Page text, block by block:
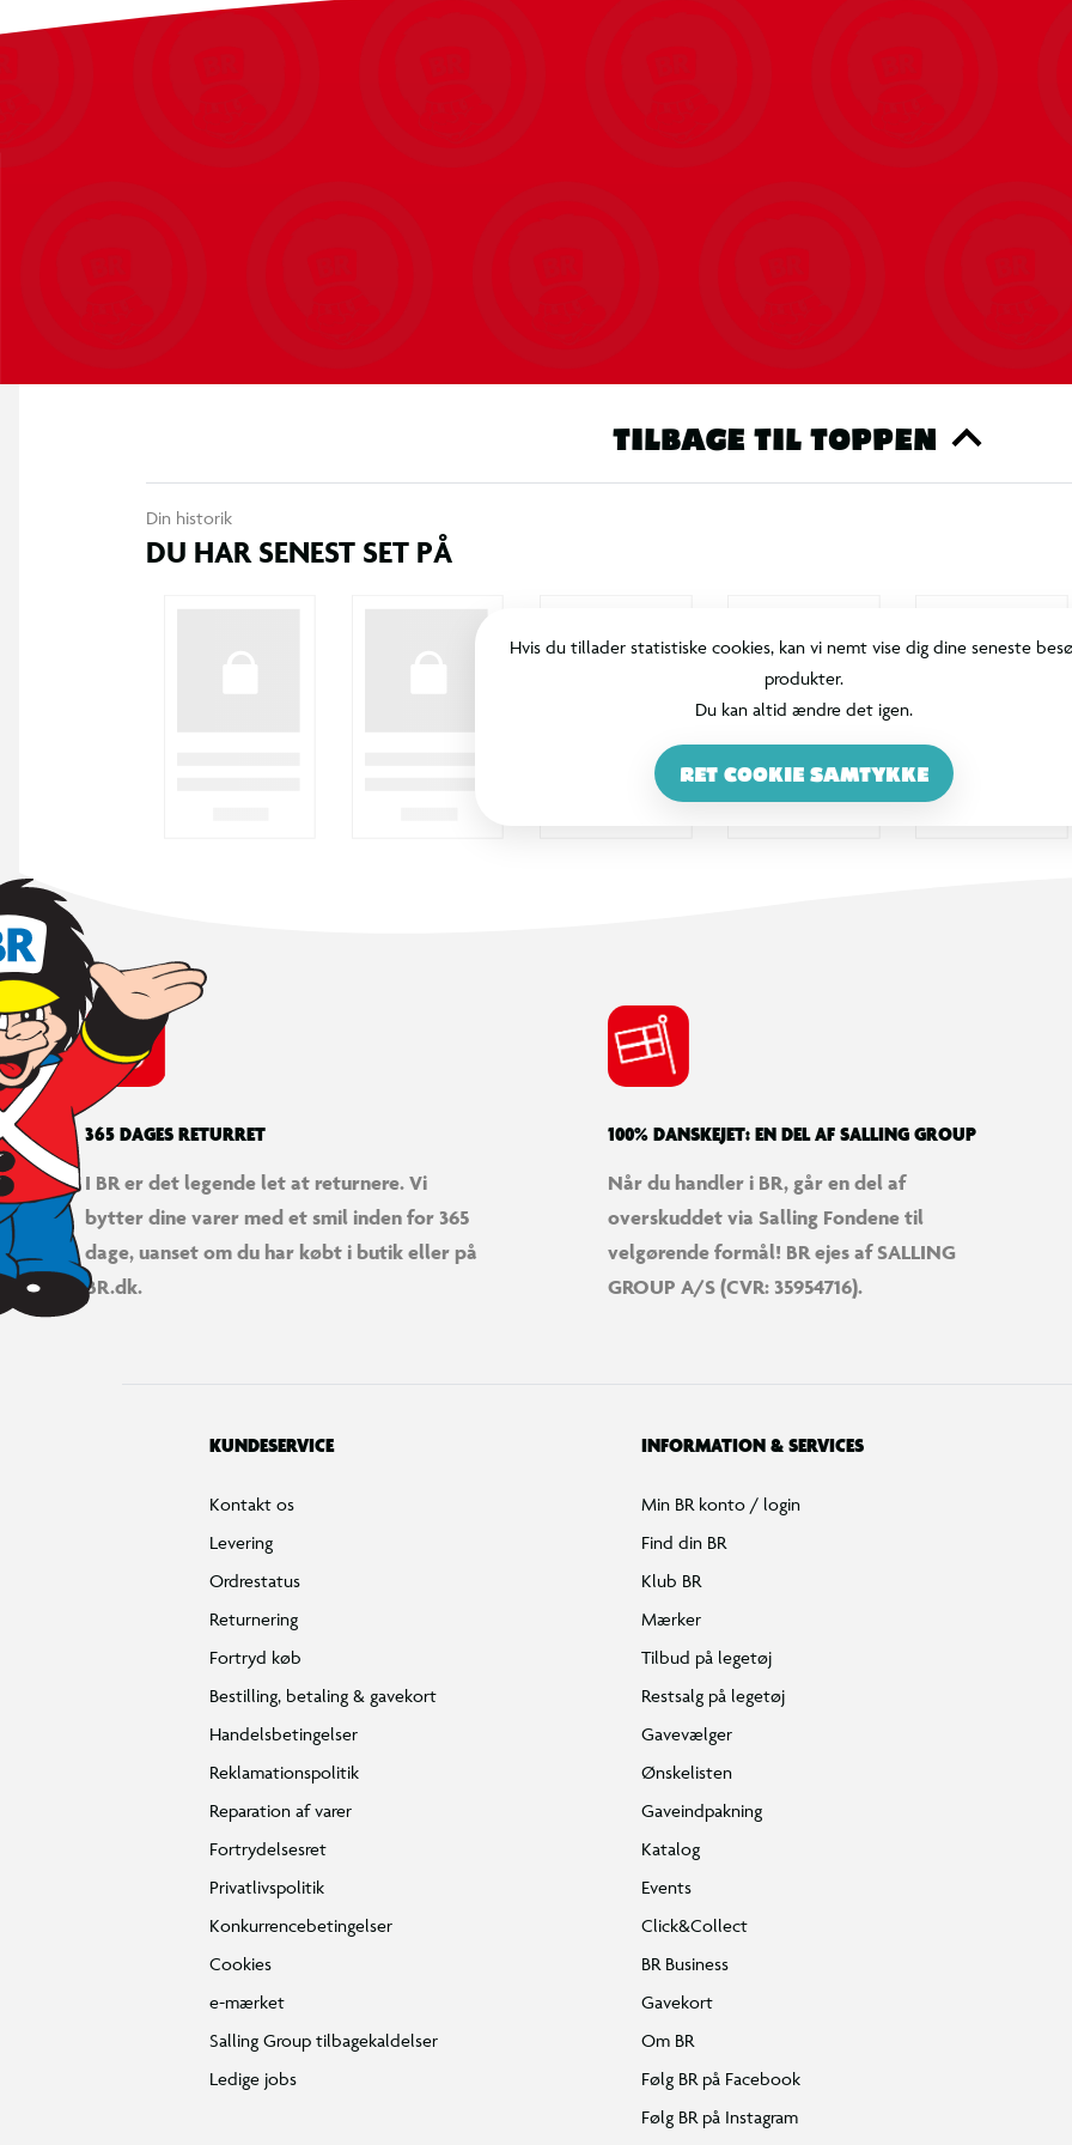
TILBAGE TIL TOPPEN
Din historik
DU HAR SENEST SET PÅ
Hvis du tillader statistiske cookies, kan vi nemt vise dig dine seneste
produkter.
Du kan altid ændre det igen.
RET COOKIE SAMTYKKE
365 DAGES RETURRET
I BR er det legende let at returnere. Vi
bytter dine varer med et smil inden for 365
dage, uanset om du har købt i butik eller på
BR.dk.
100% DANSKEJET: EN DEL AF SALLING GROUP
Når du handler i BR, går en del af
overskuddet via Salling Fondene til
velgørende formål! BR ejes af SALLING
GROUP A/S (CVR: 35954716).
KUNDESERVICE
Kontakt os
Levering
Ordrestatus
Returnering
Fortryd køb
Bestilling, betaling & gavekort
Handelsbetingelser
Reklamationspolitik
Reparation af varer
Fortrydelsesret
Privatlivspolitik
Konkurrencebetingelser
Cookies
e-mærket
Salling Group tilbagekaldelser
Ledige jobs
INFORMATION & SERVICES
Min BR konto / login
Find din BR
Klub BR
Mærker
Tilbud på legetøj
Restsalg på legetøj
Gavevælger
Ønskelisten
Gaveindpakning
Katalog
Events
Click&Collect
BR Business
Gavekort
Om BR
Følg BR på Facebook
Følg BR på Instagram